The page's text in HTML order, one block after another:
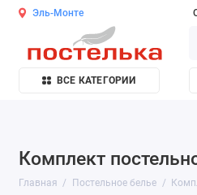
Эль-Монте
ВСЕ КАТЕГОРИИ
Комплект
Главная Постельное белье